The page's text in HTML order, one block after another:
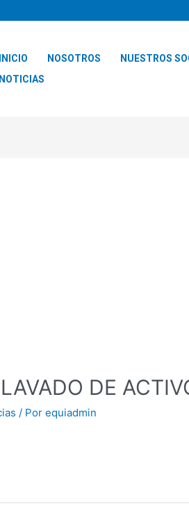
INICIO NOSOTROS NUESTROS
NOTICIAS
DE
/ Porequiadmin